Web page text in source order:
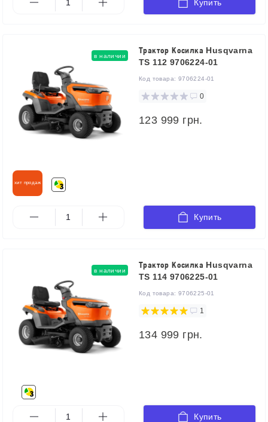
Купить
в наличии
хит продаж
Трактор Косилка Husqvarna
TS 112 9706224-01
Код товара: 9706224-01
0
123 999 грн.
Купить
в наличии
Трактор Косилка Husqvarna
TS 114 9706225-01
Код товара: 9706225-01
1
134 999 грн.
Купить